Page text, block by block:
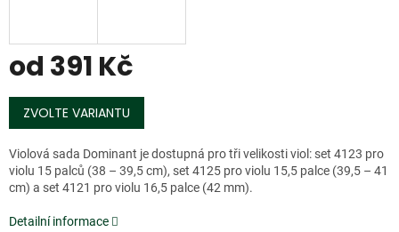
od 391 Kč
Měrná
cena:
ZVOLTE VARIANTU
Violová sada Dominant je dostupná pro tři velikosti viol: set 4123 pro
violu 15 palců (38 – 39,5 cm), set 4125 pro violu 15,5 palce (39,5 – 41
cm) a set 4121 pro violu 16,5 palce (42 mm).
Detailní informace